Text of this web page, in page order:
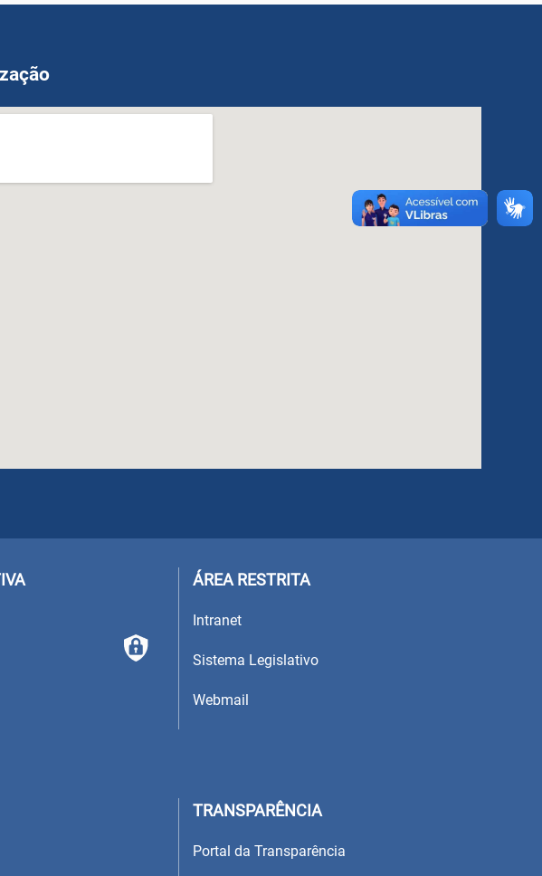
Calculator
ÁREA RESTRITA
Intranet
Sistema Legislativo
Webmail
TRANSPARÊNCIA
Portal da Transparência